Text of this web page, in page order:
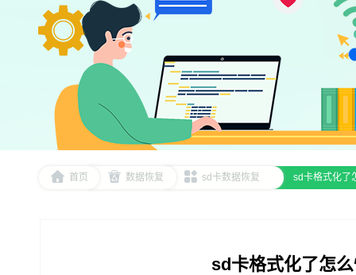
首页 数据恢复 sd卡数据恢复 sd卡格式化了
sd卡格式化了怎